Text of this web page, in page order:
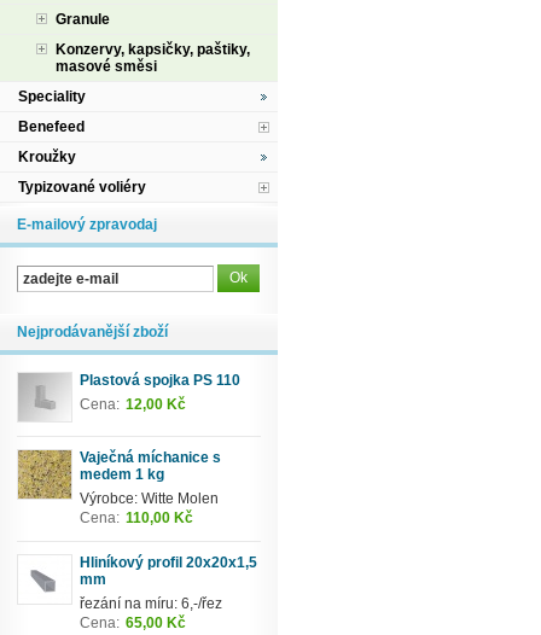
Granule
Konzervy, kapsičky, paštiky,
masové směsi
Speciality
Benefeed
Kroužky
Typizované voliéry
E-mailový zpravodaj
Nejprodávanější zboží
Plastová spojka PS 110
Cena: 12,00 Kč
Vaječná míchanice s
medem 1 kg
Výrobce: Witte Molen
Cena: 110,00 Kč
Hliníkový profil 20x20x1,5
mm
řezání na míru: 6,-/řez
Cena: 65,00 Kč